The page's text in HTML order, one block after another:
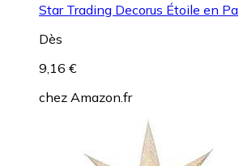
Star Trading Decorus Étoile en
Dès
9,16 €
chez Amazon.fr